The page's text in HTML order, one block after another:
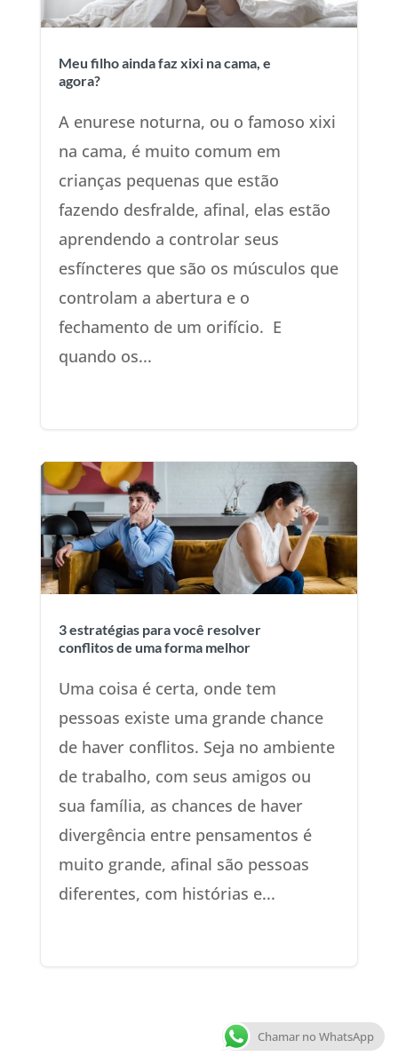
Meu filho ainda faz xixi na cama, e
agora?
A enurese noturna, ou o famoso xixi
na cama, é muito comum em
crianças pequenas que estão
fazendo desfralde, afinal, elas estão
aprendendo a controlar seus
esfíncteres que são os músculos que
controlam a abertura e o
fechamento de um orifício. E
quando os...
3 estratégias para você resolver
conflitos de uma forma melhor
Uma coisa é certa, onde tem
pessoas existe uma grande chance
de haver conflitos. Seja no ambiente
de trabalho, com seus amigos ou
sua família, as chances de haver
divergência entre pensamentos é
muito grande, afinal são pessoas
diferentes, com histórias e...
Chamar no WhatsApp